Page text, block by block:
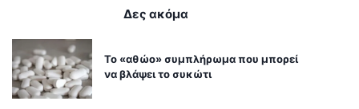
Δες ακόμα
Το «αθώο» συμπλήρωμα που μπορεί
να βλάψει το συκώτι